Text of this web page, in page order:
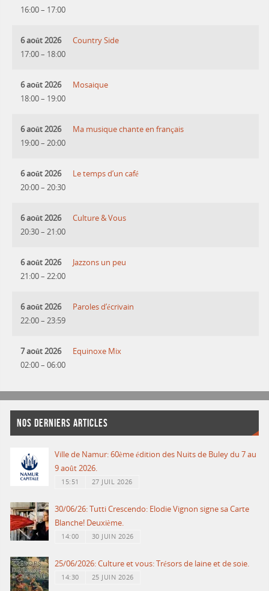
16:00– 17:00
6 août 2026
17:00– 18:00
Country Side
6 août 2026
18:00– 19:00
Mosaique
6 août 2026
19:00– 20:00
Ma musique chante en français
6 août 2026
20:00– 20:30
Le temps d’un café
6 août 2026
20:30– 21:00
Culture & Vous
6 août 2026
21:00– 22:00
Jazzons un peu
6 août 2026
22:00– 23:59
Paroles d’écrivain
7 août 2026
02:00– 06:00
Equinoxe Mix
NOS DERNIERS ARTICLES
Ville de Namur: 60ème édition des Nuits de Buley du 7 au
9 août 2026.
15:51 27 JUIL 2026
30/06/26: Tutti Crescendo: Elodie Vignon signe sa Carte
Blanche! Deuxième.
14:00 30 JUIN 2026
25/06/2026: Culture et vous: Trésors de laine et de soie.
14:30 25 JUIN 2026